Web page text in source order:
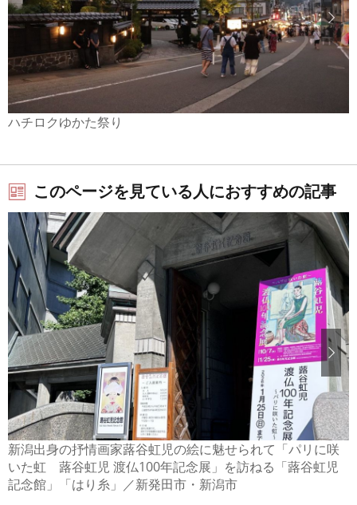
ハチロクゆかた祭り
このページを見ている人におすすめの記事
新潟出身の抒情画家蕗谷虹児の絵に魅せられて「パリに咲
いた虹 蕗谷虹児 渡仏100年記念展」を訪ねる「蕗谷虹児
記念館」「はり糸」／新発田市・新潟市